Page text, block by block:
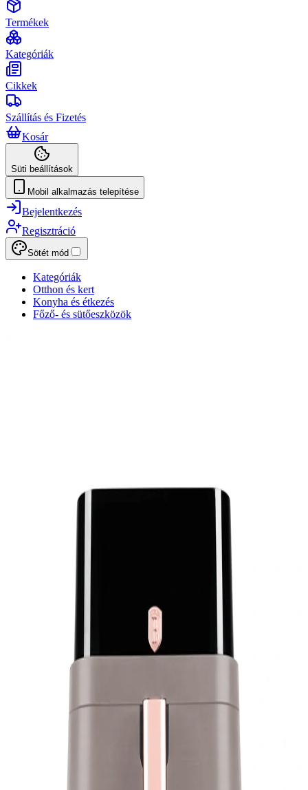
Termékek
Kategóriák
Cikkek
Szállítás és Fizetés
Kosár
Süti beállítások
Mobil alkalmazás telepítése
Bejelentkezés
Regisztráció
Sötét mód
Kategóriák
Otthon és kert
Konyha és étkezés
Főző- és sütőeszközök